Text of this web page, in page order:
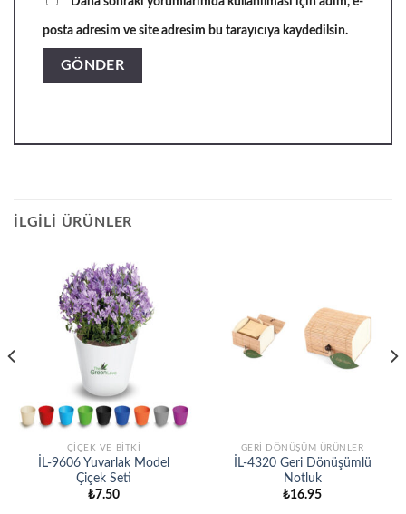
posta adresim ve site adresim bu tarayıcıya kaydedilsin.
İLGILI ÜRÜNLER
ÇİÇEK VE BİTKİ
İL-9606 Yuvarlak Model
Çiçek Seti
₺7.50
GERİ DÖNÜŞÜM ÜRÜNLER
İL-4320 Geri Dönüşümlü
Notluk
₺16.95